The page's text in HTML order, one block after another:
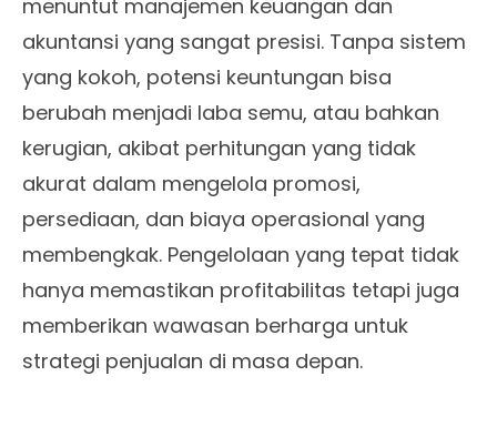
menuntut manajemen keuangan dan
akuntansi yang sangat presisi. Tanpa sistem
yang kokoh, potensi keuntungan bisa
berubah menjadi laba semu, atau bahkan
kerugian, akibat perhitungan yang tidak
akurat dalam mengelola promosi,
persediaan, dan biaya operasional yang
membengkak. Pengelolaan yang tepat tidak
hanya memastikan profitabilitas tetapi juga
memberikan wawasan berharga untuk
strategi penjualan di masa depan.